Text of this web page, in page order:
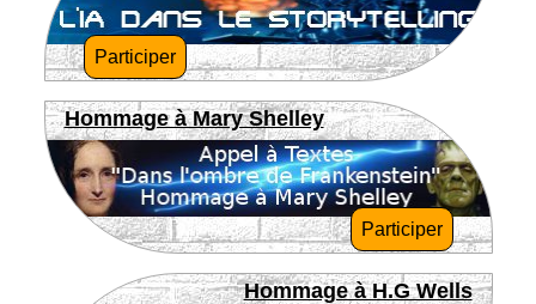
Participer
Hommage à Mary Shelley
Participer
Hommage à H.G Wells